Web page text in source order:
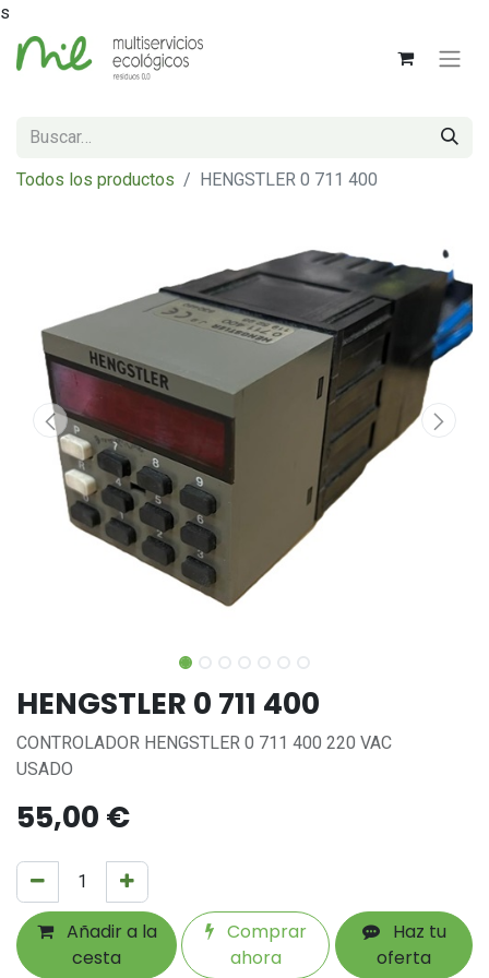
s
Todos los productos HENGSTLER 0 711 400
HENGSTLER 0 711 400
CONTROLADOR HENGSTLER 0 711 400 220 VAC
USADO
55,00 €
Añadir a la
cesta
Comprar
ahora
Haz tu
oferta